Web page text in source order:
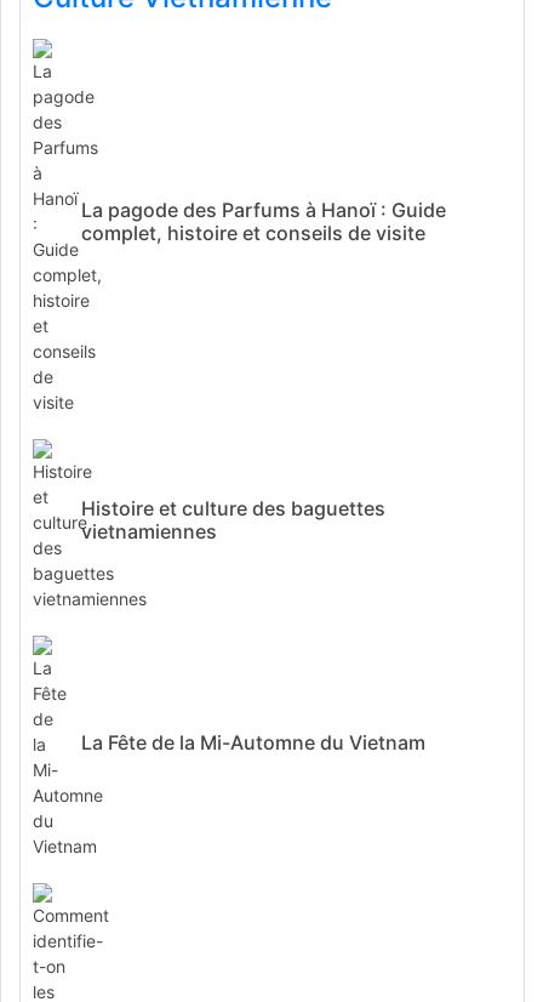
La pagode des Parfums à Hanoï : Guide
complet, histoire et conseils de visite
Histoire et culture des baguettes
vietnamiennes
La Fête de la Mi-Automne du Vietnam